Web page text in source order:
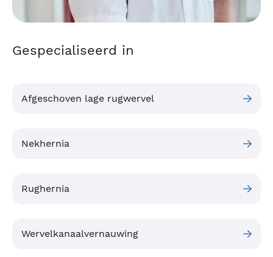
Gespecialiseerd in
Afgeschoven lage rugwervel
Nekhernia
Rughernia
Wervelkanaalvernauwing